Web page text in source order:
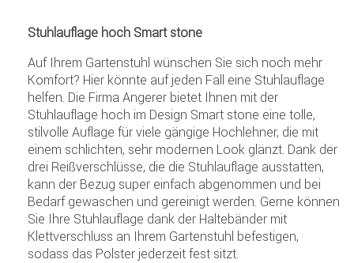
Stuhlauflage hoch Smart stone
Auf Ihrem Gartenstuhl wünschen Sie sich noch mehr
Komfort? Hier könnte auf jeden Fall eine Stuhlauflage
helfen. Die Firma Angerer bietet Ihnen mit der
Stuhlauflage hoch im Design Smart stone eine tolle,
stilvolle Auflage für viele gängige Hochlehner, die mit
einem schlichten, sehr modernen Look glänzt. Dank der
drei Reißverschlüsse, die die Stuhlauflage ausstatten,
kann der Bezug super einfach abgenommen und bei
Bedarf gewaschen und gereinigt werden. Gerne können
Sie Ihre Stuhlauflage dank der Haltebänder mit
Klettverschluss an Ihrem Gartenstuhl befestigen,
sodass das Polster jederzeit fest sitzt.